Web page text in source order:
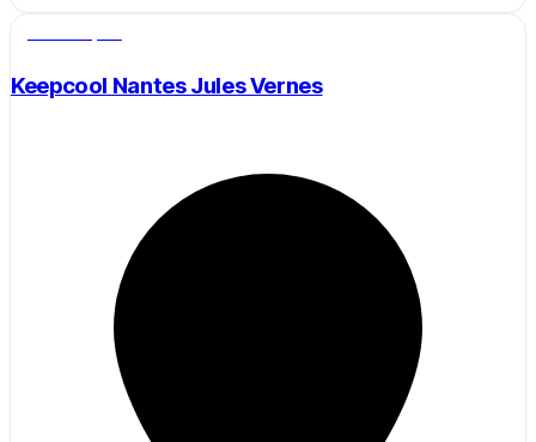
Keepcool Nantes Jules Vernes